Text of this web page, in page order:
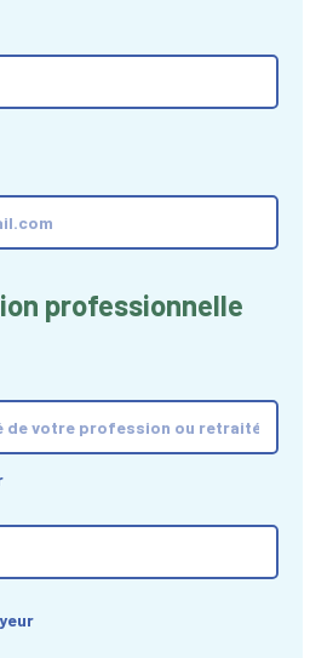
professionnelle